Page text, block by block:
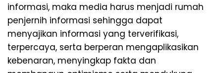
informasi, maka media harus menjadi rumah
penjernih informasi sehingga dapat
menyajikan informasi yang terverifikasi,
terpercaya, serta berperan mengaplikasikan
kebenaran, menyingkap fakta dan